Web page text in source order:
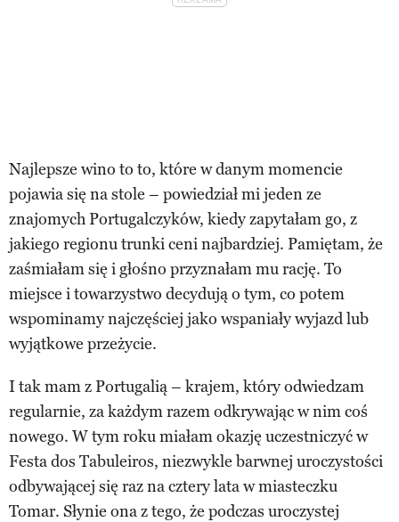
Najlepsze wino to to, które w danym momencie
pojawia się na stole – powiedział mi jeden ze
znajomych Portugalczyków, kiedy zapytałam go, z
jakiego regionu trunki ceni najbardziej. Pamiętam, że
zaśmiałam się i głośno przyznałam mu rację. To
miejsce i towarzystwo decydują o tym, co potem
wspominamy najczęściej jako wspaniały wyjazd lub
wyjątkowe przeżycie.
I tak mam z Portugalią – krajem, który odwiedzam
regularnie, za każdym razem odkrywając w nim coś
nowego. W tym roku miałam okazję uczestniczyć w
Festa dos Tabuleiros, niezwykle barwnej uroczystości
odbywającej się raz na cztery lata w miasteczku
Tomar. Słynie ona z tego, że podczas uroczystej